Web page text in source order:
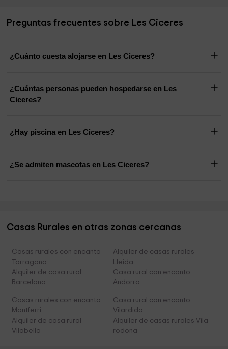
Preguntas frecuentes sobre Les Ciceres
¿Cuánto cuesta alojarse en Les Ciceres?
¿Cuántas personas pueden hospedarse en Les
Ciceres?
¿Hay piscina en Les Ciceres?
¿Se admiten mascotas en Les Ciceres?
Casas Rurales en otras zonas cercanas
Casas rurales con encanto
Tarragona
Alquiler de casas rurales
Lleida
Alquiler de casa rural
Barcelona
Casa rural con encanto
Andorra
Casas rurales con encanto
Montferri
Casa rural con encanto
Vilardida
Alquiler de casa rural
Vilabella
Alquiler de casas rurales Vila
rodona